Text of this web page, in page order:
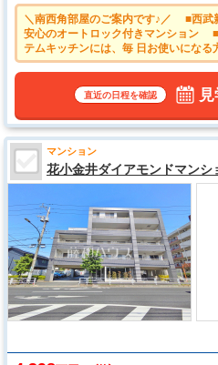
＼南西角部屋のご案内です♪／ ■西
安心のオートロック付きマンション
テムキッチンには、毎 日お使いになる
す。 ■雨の日の強い味方！浴室換気
直近の日程を確認
マンション
花小金井ダイアモンドマンシ